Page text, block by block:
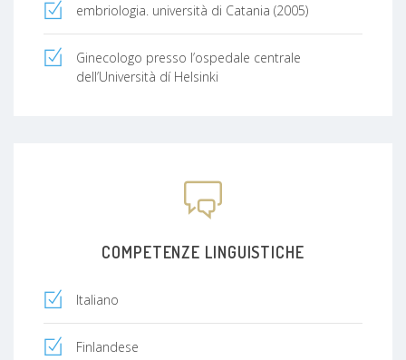
embriologia. università di Catania (2005)
Ginecologo presso l’ospedale centrale
dell’Università dí Helsinki
COMPETENZE LINGUISTICHE
Italiano
Finlandese